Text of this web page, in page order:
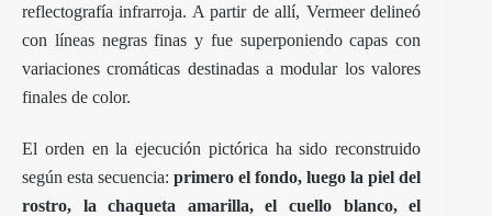
reflectografía infrarroja. A partir de allí, Vermeer delineó
con líneas negras finas y fue superponiendo capas con
variaciones cromáticas destinadas a modular los valores
finales de color.
El orden en la ejecución pictórica ha sido reconstruido
según esta secuencia:primero el fondo, luego la piel del
rostro, la chaqueta amarilla, el cuello blanco, el